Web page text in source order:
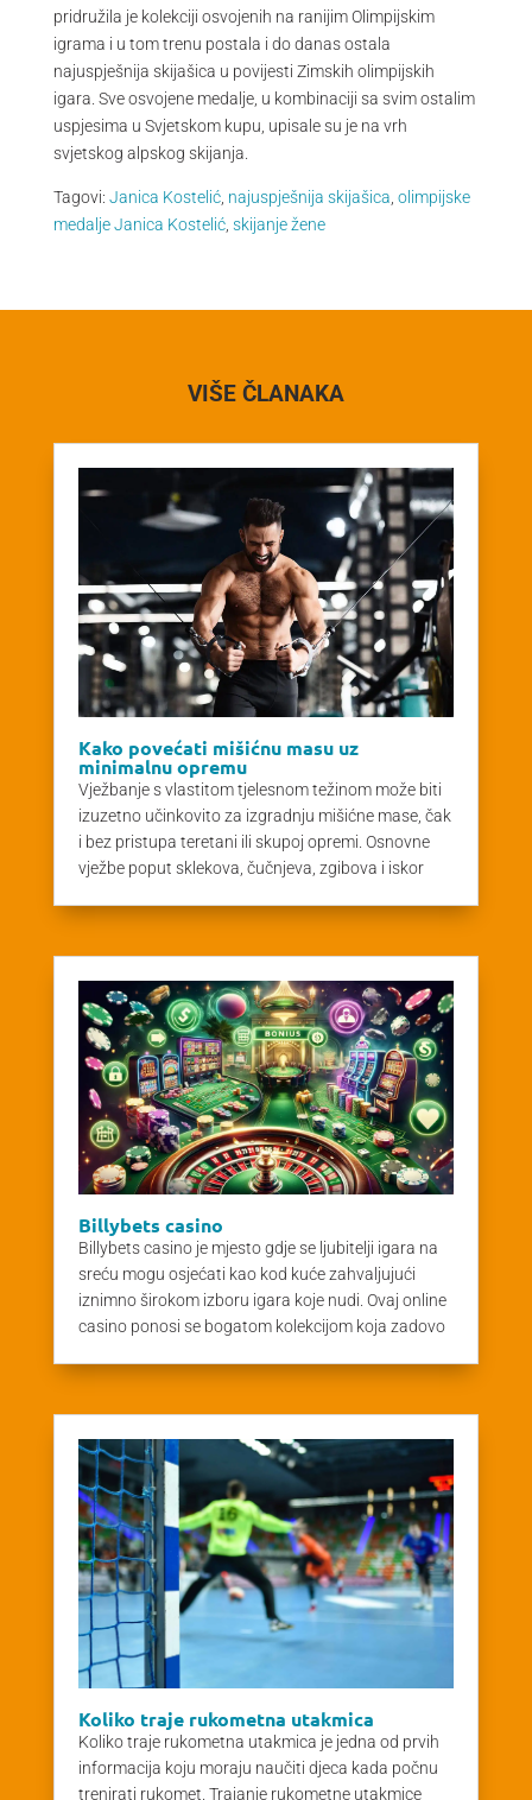
pridružila je kolekciji osvojenih na ranijim Olimpijskim
igrama i u tom trenu postala i do danas ostala
najuspješnija skijašica u povijesti Zimskih olimpijskih
igara. Sve osvojene medalje, u kombinaciji sa svim ostalim
uspjesima u Svjetskom kupu, upisale su je na vrh
svjetskog alpskog skijanja.
Tagovi: Janica Kostelić, najuspješnija skijašica olimpijske
medalje Janica Kostelić, skijanje žene
VIŠE ČLANAKA
Kako povećati mišićnu masu uz
minimalnu opremu
Vježbanje s vlastitom tjelesnom težinom može biti
izuzetno učinkovito za izgradnju mišićne mase, čak
i bez pristupa teretani ili skupoj opremi. Osnovne
vježbe poput sklekova, čučnjeva, zgibova i iskor
Billybets casino
Billybets casino je mjesto gdje se ljubitelji igara na
sreću mogu osjećati kao kod kuće zahvaljujući
iznimno širokom izboru igara koje nudi. Ovaj online
casino ponosi se bogatom kolekcijom koja zadovo
Koliko traje rukometna utakmica
Koliko traje rukometna utakmica je jedna od prvih
informacija koju moraju naučiti djeca kada počnu
trenirati rukomet. Trajanje rukometne utakmice